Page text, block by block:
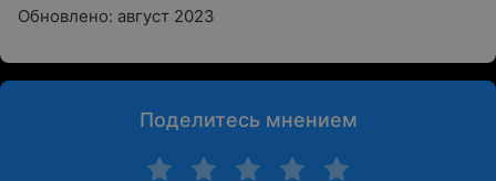
Обновлено: август 2023
Поделитесь мнением